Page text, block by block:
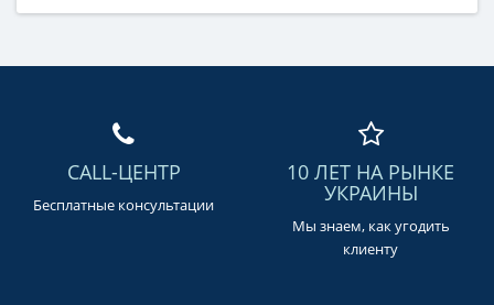
CALL-ЦЕНТР
Бесплатные консультации
10 ЛЕТ НА РЫНКЕ
УКРАИНЫ
Мы знаем, как угодить
клиенту